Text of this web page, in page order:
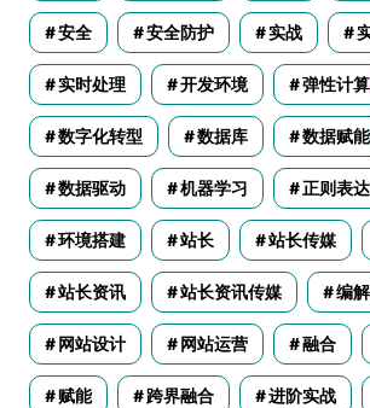
安全 安全防护 实战
实时处理 开发环境 弹性计算
数字化转型 数据库 数据赋能
数据驱动 机器学习 正则表
环境搭建 站长 站长传媒
站长资讯 站长资讯传媒 编
网站设计 网站运营 融合
赋能 跨界融合 进阶实战